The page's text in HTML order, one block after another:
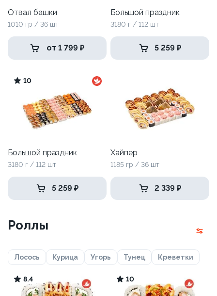
Отвал башки
1010 гр / 36 шт
от 1 799 ₽
Большой праздник
3180 г / 112 шт
5 259 ₽
10
Большой праздник
3180 г / 112 шт
5 259 ₽
Хайпер
1185 гр / 36 шт
2 339 ₽
Роллы
Лосось Курица Угорь Тунец Креветки
8.4 10